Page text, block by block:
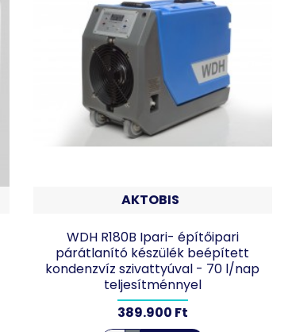
AKTOBIS
WDH R180B Ipari- építőipari
párátlanító készülék beépített
kondenzvíz szivattyúval - 70 l/nap
teljesítménnyel
389.900 Ft